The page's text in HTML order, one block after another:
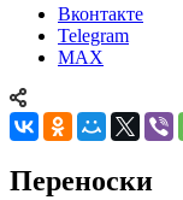
Вконтакте
Telegram
MAX
Переноски